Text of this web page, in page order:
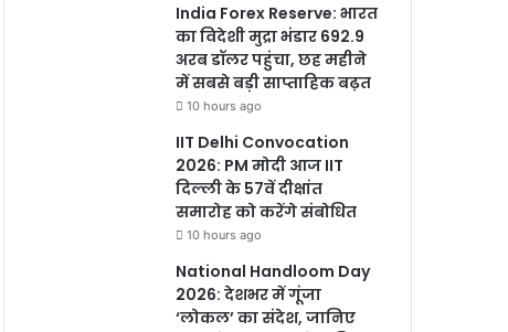
India Forex Reserve: भारत
का विदेशी मुद्रा भंडार 692.9
अरब डॉलर पहुंचा, छह महीने
में सबसे बड़ी साप्ताहिक बढ़त
10 hours ago
IIT Delhi Convocation
2026: PM मोदी आज IIT
दिल्ली के 57वें दीक्षांत
समारोह को करेंगे संबोधित
10 hours ago
National Handloom Day
2026: देशभर में गूंजा
‘लोकल’ का संदेश, जानिए